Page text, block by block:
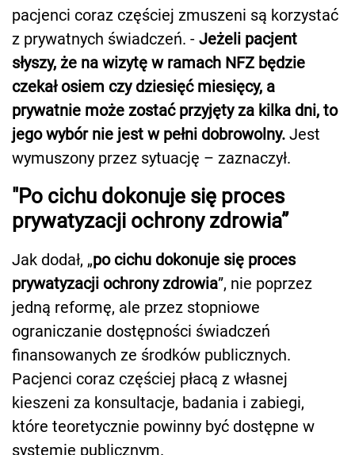
pacjenci coraz częściej zmuszeni są korzystać
z prywatnych świadczeń. - Jeżeli pacjent
słyszy, że na wizytę w ramach NFZ będzie
czekał osiem czy dziesięć miesięcy, a
prywatnie może zostać przyjęty za kilka dni, to
jego wybór nie jest w pełni dobrowolny. Jest
wymuszony przez sytuację – zaznaczył.
"Po cichu dokonuje się proces
prywatyzacji ochrony zdrowia”
Jak dodał, „po cichu dokonuje się proces
prywatyzacji ochrony zdrowia”, nie poprzez
jedną reformę, ale przez stopniowe
ograniczanie dostępności świadczeń
finansowanych ze środków publicznych.
Pacjenci coraz częściej płacą z własnej
kieszeni za konsultacje, badania i zabiegi,
które teoretycznie powinny być dostępne w
systemie publicznym.